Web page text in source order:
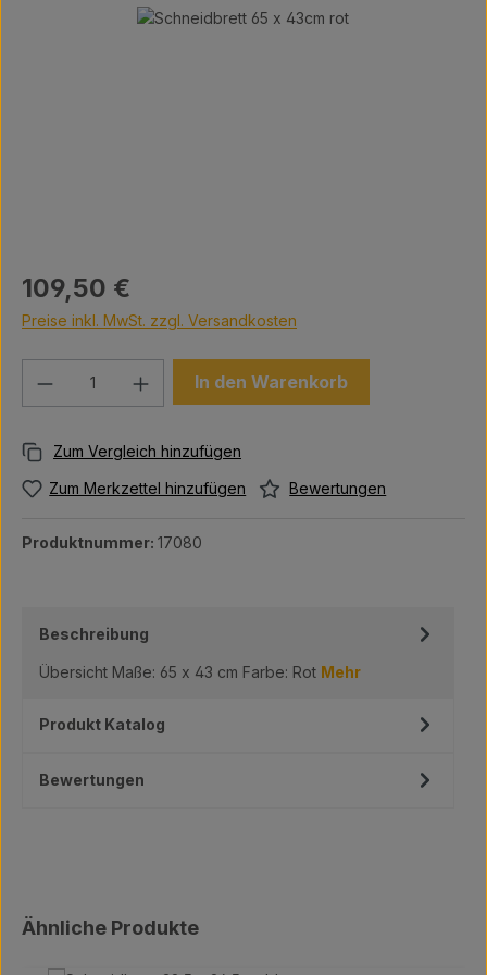
Bildergalerie überspringen
Regulärer Preis:
109,50 €
Preise inkl. MwSt. zzgl. Versandkosten
Produkt Anzahl: Gib den
In den Warenkorb
Zum Merkzettel hinzufügen Bewertungen
Produktnummer: 17080
Beschreibung
Übersicht Maße: 65 x 43 cm Farbe: Rot Mehr
Produkt Katalog
Bewertungen
Produktgalerie überspringen
Ähnliche Produkte